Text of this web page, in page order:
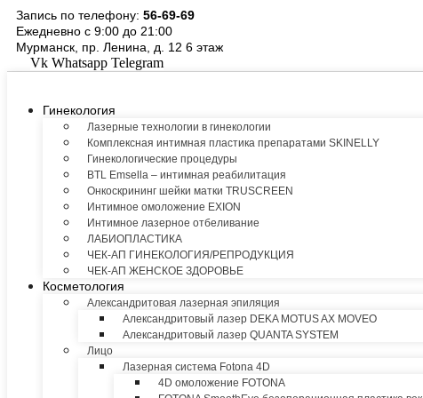
Перейти
содержимому
Запись по телефону: 56-69-69
Ежедневно с 9:00 до 21:00
Мурманск, пр. Ленина, д. 12 6 этаж
Vk Whatsapp Telegram
Гинекология
Лазерные технологии в гинекологии
Комплексная интимная пластика препаратами SKINELLY
Гинекологические процедуры
BTL Emsella – интимная реабилитация
Онкоскрининг шейки матки TRUSCREEN
Интимное омоложение EXION
Интимное лазерное отбеливание
ЛАБИОПЛАСТИКА
ЧЕК-АП ГИНЕКОЛОГИЯ/РЕПРОДУКЦИЯ
ЧЕК-АП ЖЕНСКОЕ ЗДОРОВЬЕ
Косметология
Александритовая лазерная эпиляция
Александритовый лазер DEKA MOTUS AX MOVEO
Александритовый лазер QUANTA SYSTEM
Лицо
Лазерная система Fotona 4D
4D омоложение FOTONA